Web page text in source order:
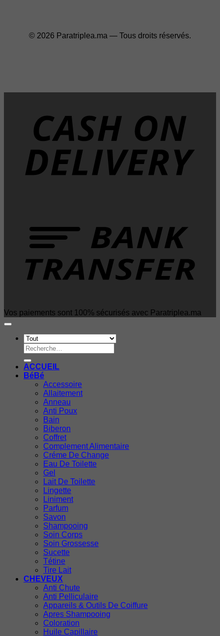
© 2026 Paratriplea.ma — Tous droits réservés.
Vos paiements sont 100% sécurisés avec Paratriplea.ma
Recherche
pour :
ACCUEIL
BéBé
Accessoire
Allaitement
Anneau
Anti Poux
Bain
Biberon
Coffret
Complement Alimentaire
Créme De Change
Eau De Toilette
Gel
Lait De Toilette
Lingette
Liniment
Parfum
Savon
Shampooing
Soin Corps
Soin Grossesse
Sucette
Tétine
Tire Lait
CHEVEUX
Anti Chute
Anti Pelliculaire
Appareils & Outils De Coiffure
Apres Shampooing
Coloration
Huile Capillaire